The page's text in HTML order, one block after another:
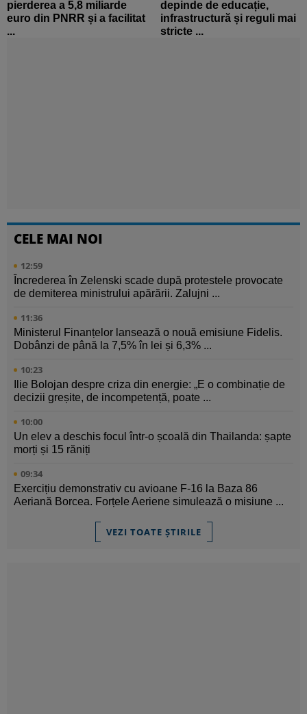
pierderea a 5,8 miliarde
euro din PNRR și a facilitat
...
depinde de educație,
infrastructură și reguli mai
stricte ...
CELE MAI NOI
12:59
Încrederea în Zelenski scade după protestele provocate
de demiterea ministrului apărării. Zalujni ...
11:36
Ministerul Finanțelor lansează o nouă emisiune Fidelis.
Dobânzi de până la 7,5% în lei și 6,3% ...
10:23
Ilie Bolojan despre criza din energie: „E o combinație de
decizii greșite, de incompetență, poate ...
10:00
Un elev a deschis focul într-o școală din Thailanda: șapte
morți și 15 răniți
09:34
Exercițiu demonstrativ cu avioane F-16 la Baza 86
Aeriană Borcea. Forțele Aeriene simulează o misiune ...
VEZI TOATE ȘTIRILE